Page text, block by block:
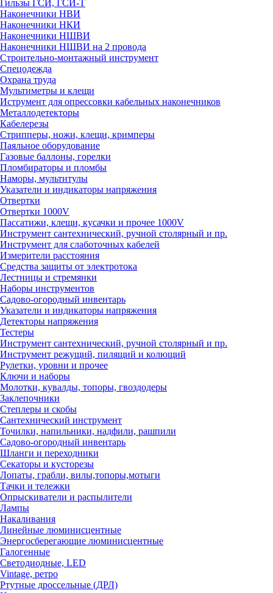
Гильзы ГСИ, ГСИ-Т
Наконечники НВИ
Наконечники НКИ
Наконечники НШВИ
Наконечники НШВИ на 2 провода
Строительно-монтажный инструмент
Спецодежда
Охрана труда
Мультиметры и клещи
Иструмент для опрессовки кабельных наконечников
Металлодетекторы
Кабелерезы
Стрипперы, ножи, клещи, кримперы
Паяльное оборудование
Газовые баллоны, горелки
Пломбираторы и пломбы
Наморы, мультитулы
Указатели и индикаторы напряжения
Отвертки
Отвертки 1000V
Пассатижи, клещи, кусачки и прочее 1000V
Инструмент сантехнический, ручной столярный и пр.
Инструмент для слаботочных кабелей
Измерители расстояния
Средства защиты от электротока
Лестницы и стремянки
Наборы инструментов
Садово-огородный инвентарь
Указатели и индикаторы напряжения
Детекторы напряжения
Тестеры
Инструмент сантехнический, ручной столярный и пр.
Инструмент режущий, пилящий и колющий
Рулетки, уровни и прочее
Ключи и наборы
Молотки, кувалды, топоры, гвоздодеры
Заклепочники
Степлеры и скобы
Сантехнический инструмент
Точилки, напильники, надфили, рашпили
Садово-огородный инвентарь
Шланги и переходники
Секаторы и кусторезы
Лопаты, грабли, вилы,топоры,мотыги
Тачки и тележки
Опрыскиватели и распылители
Лампы
Накаливания
Линейные люминисцентные
Энергосберегающие люминисцентные
Галогенные
Светодиодные, LED
Vintage, ретро
Ртутные дроссельные (ДРЛ)